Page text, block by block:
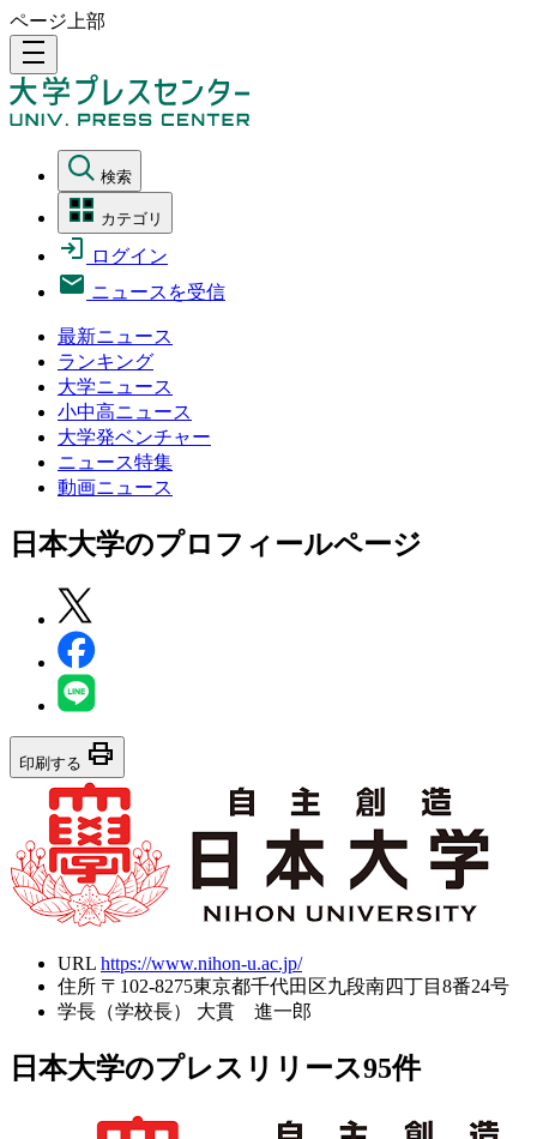
ページ上部
density_medium
検索
カテゴリ
ログイン
ニュースを受信
最新ニュース
ランキング
大学ニュース
小中高ニュース
大学発ベンチャー
ニュース特集
動画ニュース
日本大学のプロフィールページ
印刷する print
URL https://www.nihon-u.ac.jp/
住所 〒102-8275東京都千代田区九段南四丁目8番24号
学長（学校長）
大貫 進一郎
日本大学のプレスリリース95件